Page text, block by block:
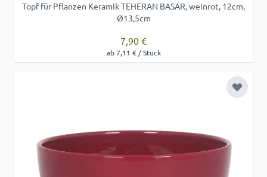
Topf für Pflanzen Keramik TEHERAN BASAR, weinrot, 12cm,
Ø13,5cm
7,90 €
ab 7,11 € / Stück
Zur